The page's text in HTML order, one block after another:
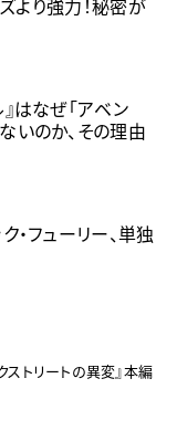
はなぜ「アベン
いのか、その理由
・フューリー、単独
ストリートの異変』本編